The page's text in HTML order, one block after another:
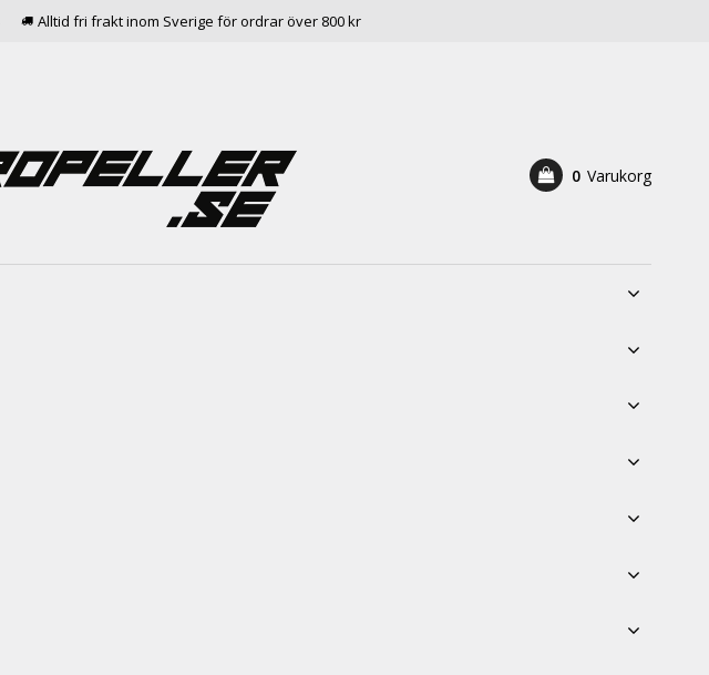
Alltid fri frakt inom Sverige för ordrar över 800 kr
0 Varukorg